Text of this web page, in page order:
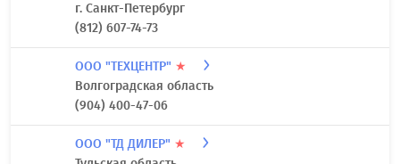
г. Санкт-Петербург
(812) 607-74-73
ООО "ТЕХЦЕНТР" ★
Волгоградская область
(904) 400-47-06
ООО "ТД ДИЛЕР" ★